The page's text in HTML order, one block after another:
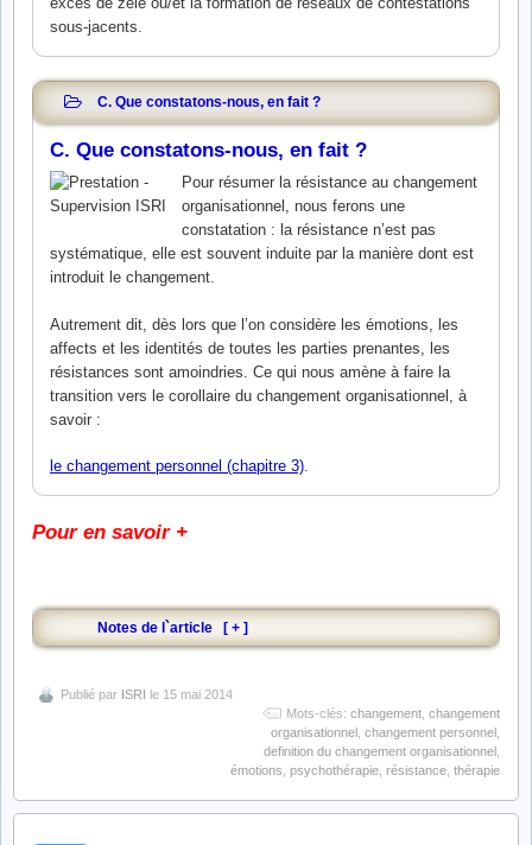
sous-jacents.
C. Que constatons-nous, en fait ?
C. Que constatons-nous, en fait ?
Pour résumer la résistance au changement
organisationnel, nous ferons une
constatation : la résistance n’est pas
systématique, elle est souvent induite par la manière dont est
introduit le changement.
Autrement dit, dès lors que l’on considère les émotions, les
affects et les identités de toutes les parties prenantes, les
résistances sont amoindries. Ce qui nous amène à faire la
transition vers le corollaire du changement organisationnel, à
savoir :
le changement personnel (chapitre 3).
Pour en savoir +
Notes de l`article [ + ]
Publié par ISRI
le 15 mai 2014
Mots-clés: changement, changement
organisationnel , changement personnel ,
definition du changement organisationnel ,
émotions, psychothérapie, résistance, thérapie